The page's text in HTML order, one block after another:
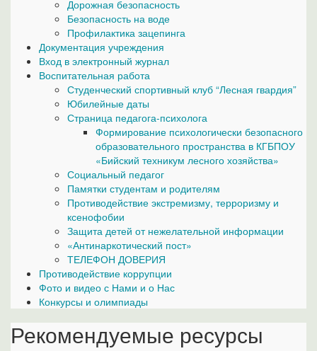
Дорожная безопасность
Безопасность на воде
Профилактика зацепинга
Документация учреждения
Вход в электронный журнал
Воспитательная работа
Студенческий спортивный клуб “Лесная гвардия”
Юбилейные даты
Страница педагога-психолога
Формирование психологически безопасного
образовательного пространства в КГБПОУ
«Бийский техникум лесного хозяйства»
Социальный педагог
Памятки студентам и родителям
Противодействие экстремизму, терроризму и
ксенофобии
Защита детей от нежелательной информации
«Антинаркотический пост»
ТЕЛЕФОН ДОВЕРИЯ
Противодействие коррупции
Фото и видео с Нами и о Нас
Конкурсы и олимпиады
Рекомендуемые ресурсы